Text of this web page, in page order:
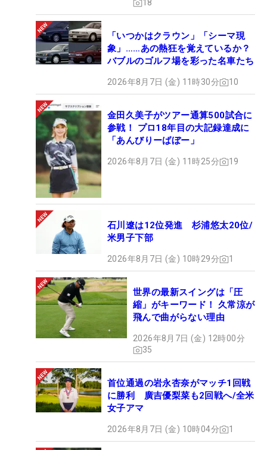
18
「いつかはクラウン」「シーマ現
象」……あの熱狂を覚えているか？
バブルのゴルフ場を彩った名車たち
2026年8月7日 (金) 11時30分 10
金田久美子がツアー通算500試合に
参戦！ プロ18年目の大記録達成に
「あんびりーばぼー」
2026年8月7日 (金) 11時25分 19
石川遼は12位発進 杉浦悠太20位/
米男子下部
2026年8月7日 (金) 10時29分 1
世界の最新スイングは「圧
縮」がキーワード！ 久常涼が
飛んで曲がらない理由
2026年8月7日 (金) 12時00分
35
首位通過の岩永杏奈がマッチ1回戦
に勝利 廣吉優梨菜も2回戦へ/全米
女子アマ
2026年8月7日 (金) 10時04分 1